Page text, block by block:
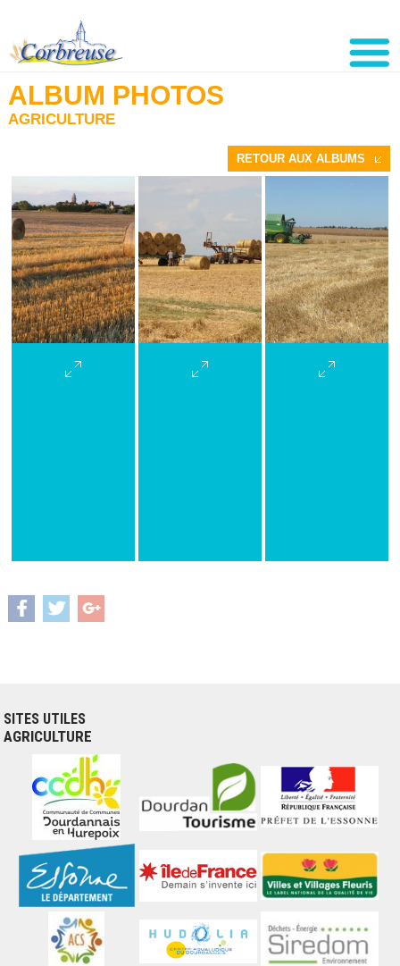
ALBUM PHOTOS
AGRICULTURE
RETOUR AUX ALBUMS
SITES UTILES
AGRICULTURE